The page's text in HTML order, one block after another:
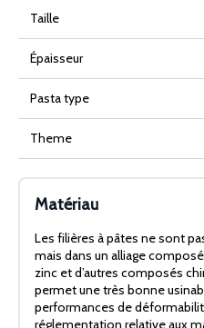
Taille
Épaisseur
Pasta type
Theme
Matériau
Les filières à pâtes ne sont
mais dans un alliage
zinc et d’autres composés
permet une très bonne
performances de
réglementation relative aux